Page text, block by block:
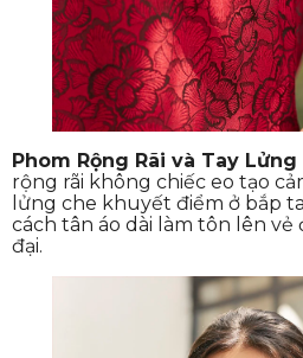
Phom Rộng Rãi và Tay Lửng
rộng rãi không chiếc eo tạo
lửng che khuyết điểm ở bắp
cách tân áo dài làm tôn lên vẻ
đại.